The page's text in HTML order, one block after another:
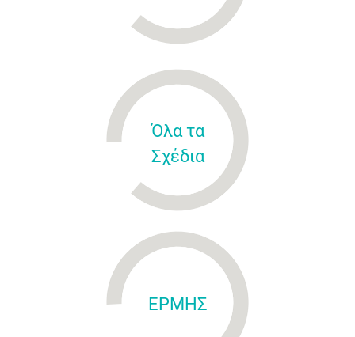
Όλα τα
Σχέδια
ΕΡΜΗΣ